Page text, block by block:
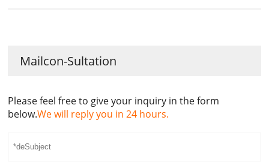
Mailcon-Sultation
Please feel free to give your inquiry in the form
below.We will reply you in 24 hours.